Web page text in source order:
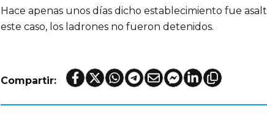
Hace apenas unos días dicho establecimiento fue
este caso, los ladrones no fueron detenidos.
Compartir: